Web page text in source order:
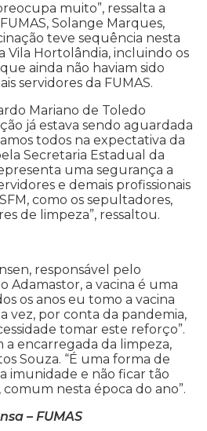
muito”, ressalta a
Solange Marques,
teve sequência nesta
Vila Hortolândia, incluindo os
ainda não haviam sido
servidores da FUMAS.
Mariano de Toledo
já estava sendo aguardada
todos na expectativa da
Secretaria Estadual da
uma segurança a
e demais profissionais
como os sepultadores,
de limpeza”, ressaltou.
responsável pelo
Adamastor, a vacina é uma
os anos eu tomo a vacina
vez, por conta da pandemia,
tomar este reforço”.
a encarregada da limpeza,
Souza. “É uma forma de
imunidade e não ficar tão
nesta época do ano”.
– FUMAS